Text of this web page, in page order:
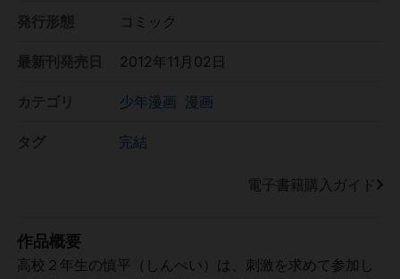
コミック
2012年11月02日
少年漫画 漫画
完結
電子書籍購入ガイド
作品概要
高校２年生の慎平（しんぺい）は、刺激を求めて参加し